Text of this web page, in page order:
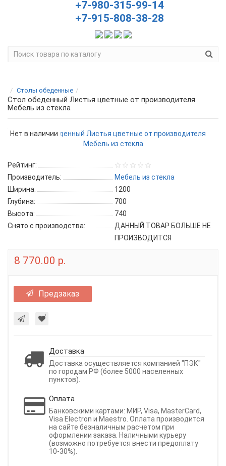
+7-980-315-99-14
+7-915-808-38-28
Столы обеденные
Стол обеденный Листья цветные от производителя
Мебель из стекла
Нет в наличии
Рейтинг:
Производитель:
Мебель из стекла
Ширина:
1200
Глубина:
700
Высота:
740
Снято с производства:
ДАННЫЙ ТОВАР БОЛЬШЕ НЕ
ПРОИЗВОДИТСЯ
8 770.00 р.
Предзаказ
Доставка
Доставка осуществляется компанией "ПЭК"
по городам РФ (более 5000 населенных
пунктов).
Оплата
Банковскими картами: МИР, Visa, MasterCard,
Visa Electron и Maestro. Оплата производится
на сайте безналичным расчетом при
оформлении заказа. Наличными курьеру
(возможно потребуется внести предоплату
10-30%).